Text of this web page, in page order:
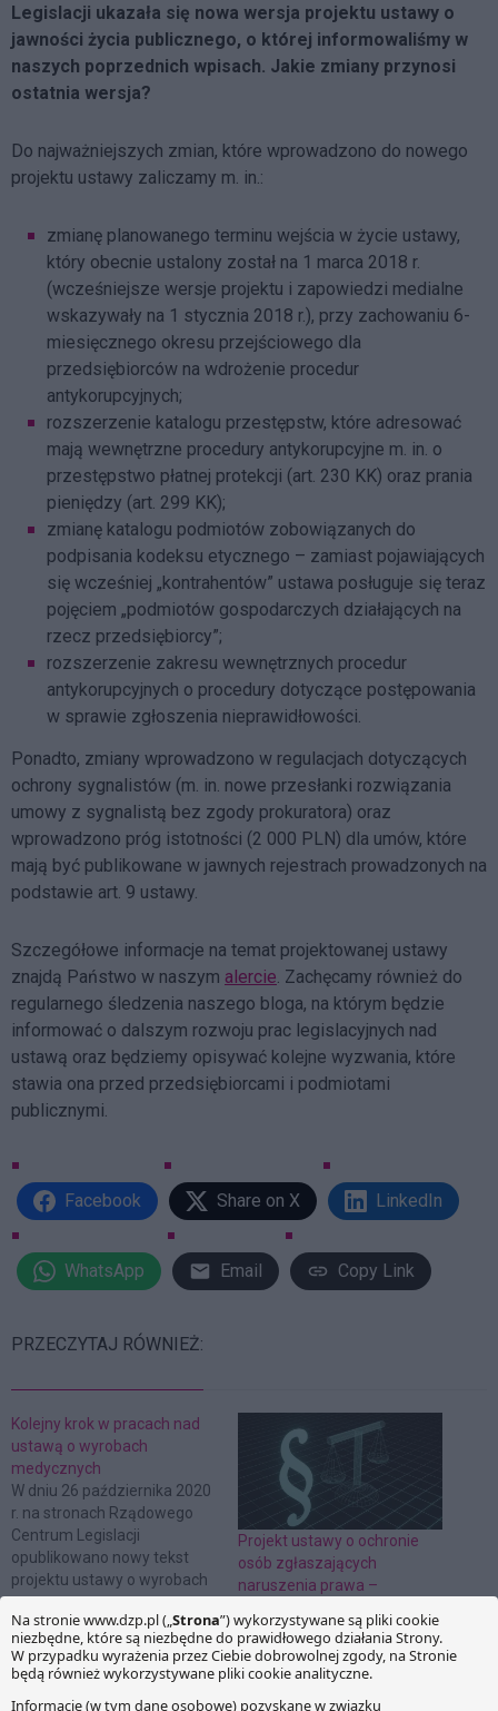
Legislacji ukazała się nowa wersja projektu ustawy o
jawności życia publicznego, o której informowaliśmy w
naszych poprzednich wpisach. Jakie zmiany przynosi
ostatnia wersja?
Do najważniejszych zmian, które wprowadzono do nowego
projektu ustawy zaliczamy m. in.:
zmianę planowanego terminu wejścia w życie ustawy,
który obecnie ustalony został na 1 marca 2018 r.
(wcześniejsze wersje projektu i zapowiedzi medialne
wskazywały na 1 stycznia 2018 r.), przy zachowaniu 6-
miesięcznego okresu przejściowego dla
przedsiębiorców na wdrożenie procedur
antykorupcyjnych;
rozszerzenie katalogu przestępstw, które adresować
mają wewnętrzne procedury antykorupcyjne m. in. o
przestępstwo płatnej protekcji (art. 230 KK) oraz prania
pieniędzy (art. 299 KK);
zmianę katalogu podmiotów zobowiązanych do
podpisania kodeksu etycznego – zamiast pojawiających
się wcześniej „kontrahentów” ustawa posługuje się teraz
pojęciem „podmiotów gospodarczych działających na
rzecz przedsiębiorcy”;
rozszerzenie zakresu wewnętrznych procedur
antykorupcyjnych o procedury dotyczące postępowania
w sprawie zgłoszenia nieprawidłowości.
Ponadto, zmiany wprowadzono w regulacjach dotyczących
ochrony sygnalistów (m. in. nowe przesłanki rozwiązania
umowy z sygnalistą bez zgody prokuratora) oraz
wprowadzono próg istotności (2 000 PLN) dla umów, które
mają być publikowane w jawnych rejestrach prowadzonych na
podstawie art. 9 ustawy.
Szczegółowe informacje na temat projektowanej ustawy
znajdą Państwo w naszym alercie . Zachęcamy również do
regularnego śledzenia naszego bloga, na którym będzie
informować o dalszym rozwoju prac legislacyjnych nad
ustawą oraz będziemy opisywać kolejne wyzwania, które
stawia ona przed przedsiębiorcami i podmiotami
publicznymi.
Facebook Share on X LinkedIn
WhatsApp Email Copy Link
PRZECZYTAJ RÓWNIEŻ:
Kolejny krok w pracach nad
ustawą o wyrobach
medycznych
W dniu 26 października 2020
r. na stronach Rządowego
Centrum Legislacji
opublikowano nowy tekst
projektu ustawy o wyrobach
medycznych. Nowa wersja
projektu nie zawiera takich
zmian o jakie postulowali
przedsiębiorcy działający w
Projekt ustawy o ochronie
osób zgłaszających
naruszenia prawa –
uwagi sektora publicznego